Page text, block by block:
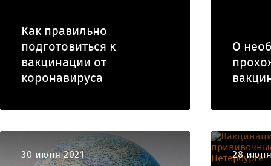
Как правильно
подготовиться к
вакцинации от
коронавируса
О
30 июня 2021 28